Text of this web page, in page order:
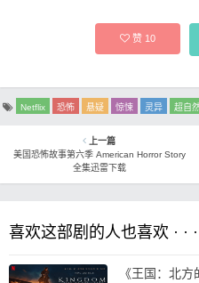
赞10
Netflix 恐怖 悬疑 惊悚 灵异 超自
上一篇
美国恐怖故事第六季 American Horror Story
全集迅雷下载
喜欢这部剧的人也喜欢 · · ·
《王国：北